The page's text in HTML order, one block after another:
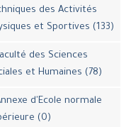
des Activités
et Sportives (133)
des Sciences
et Humaines (78)
d'Ecole normale
(0)